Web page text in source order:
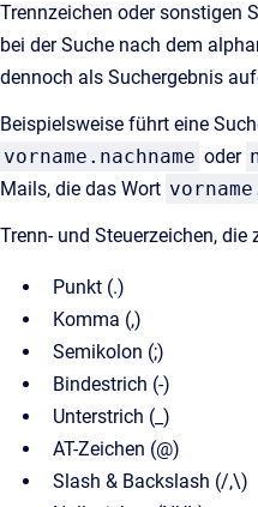
Trennzeichen oder sonstigen
bei der Suche nach dem
dennoch als Suchergebnis
Beispielsweise führt eine
vorname.nachname oder
Mails, die das Wort
Trenn- und Steuerzeichen,
Punkt (.)
Komma (,)
Semikolon (;)
Bindestrich (-)
Unterstrich (_)
AT-Zeichen (@)
Slash & Backslash (/,\)